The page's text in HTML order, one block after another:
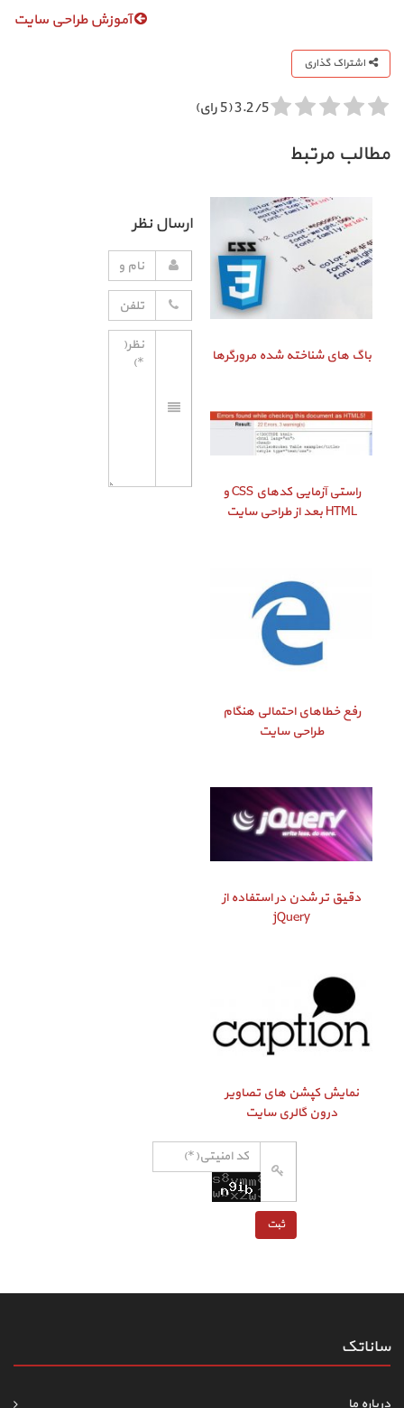
آموزش طراحی سایت
اشتراک گذاری
3.2/5 (5 رای)
مطالب مرتبط
باگ‌ های شناخته شده مرورگرها
راستی‌ آزمایی کدهای CSS و
HTML بعد از طراحی سایت
رفع خطاهای احتمالی هنگام
طراحی سایت
دقیق‌ تر شدن در استفاده از
jQuery
نمایش کپشن‌ های تصاویر
درون گالری سایت
ارسال نظر
ساناتک
درباره ما